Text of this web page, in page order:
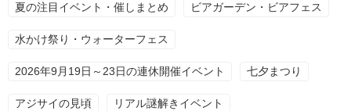
夏の注目イベント・催しまとめ ビアガーデン・ビアフェス
水かけ祭り・ウォーターフェス
2026年9月19日～23日の連休開催イベント 七夕まつり
アジサイの見頃 リアル謎解きイベント